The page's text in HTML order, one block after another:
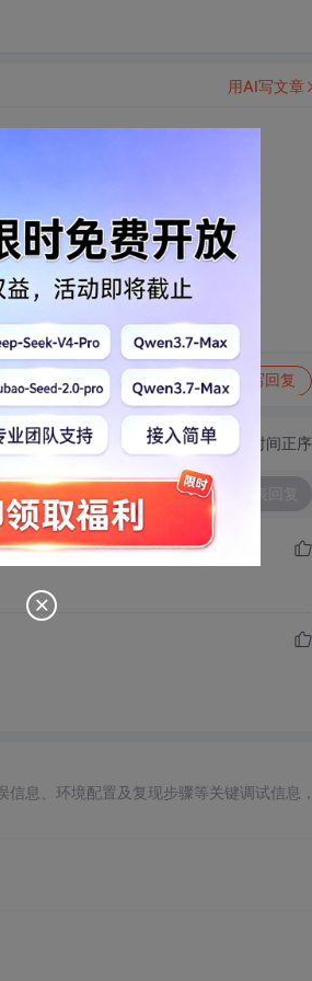
写回复
用AI写文章
切换为时间正序
息、环境配置及复现步骤等关键调试信息，